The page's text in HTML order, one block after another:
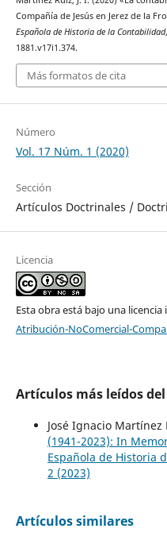
Compañía de Jesús en Jerez de la
Española de Historia de la Contabilidad
1881.v17i1.374.
Más formatos de cita
Número
Vol. 17 Núm. 1 (2020)
Sección
Artículos Doctrinales /
Licencia
Esta obra está bajo una
Atribución-NoComercial-
Artículos más leídos
José Ignacio Martínez
(1941-2023): In
Española de Historia
2 (2023)
Artículos similares